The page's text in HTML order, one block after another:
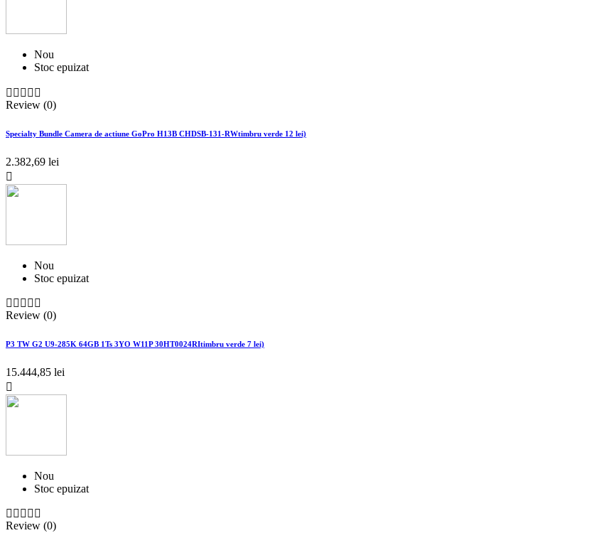
Nou
Stoc epuizat
    
Review (0)
Specialty Bundle Camera de actiune GoPro H13B CHDSB-131-RWtimbru verde 12 lei)
2.382,69 lei

Nou
Stoc epuizat
    
Review (0)
P3 TW G2 U9-285K 64GB 1Ts 3YO W11P 30HT0024RItimbru verde 7 lei)
15.444,85 lei

Nou
Stoc epuizat
    
Review (0)